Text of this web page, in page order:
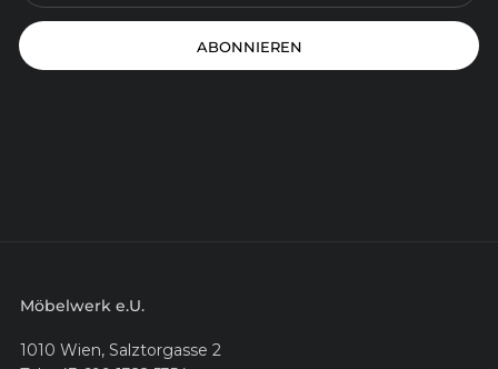
ABONNIEREN
Möbelwerk e.U.
1010 Wien, Salztorgasse 2